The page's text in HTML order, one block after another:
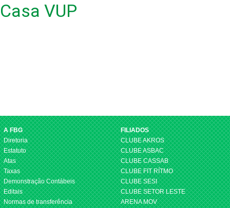
Casa VUP
A FBG
Diretoria
Estatuto
Atas
Taxas
Demonstração Contábeis
Editais
Normas de transferência
FILIADOS
CLUBE AKROS
CLUBE ASBAC
CLUBE CASSAB
CLUBE FIT RÍTMO
CLUBE SESI
CLUBE SETOR LESTE
ARENA MOV